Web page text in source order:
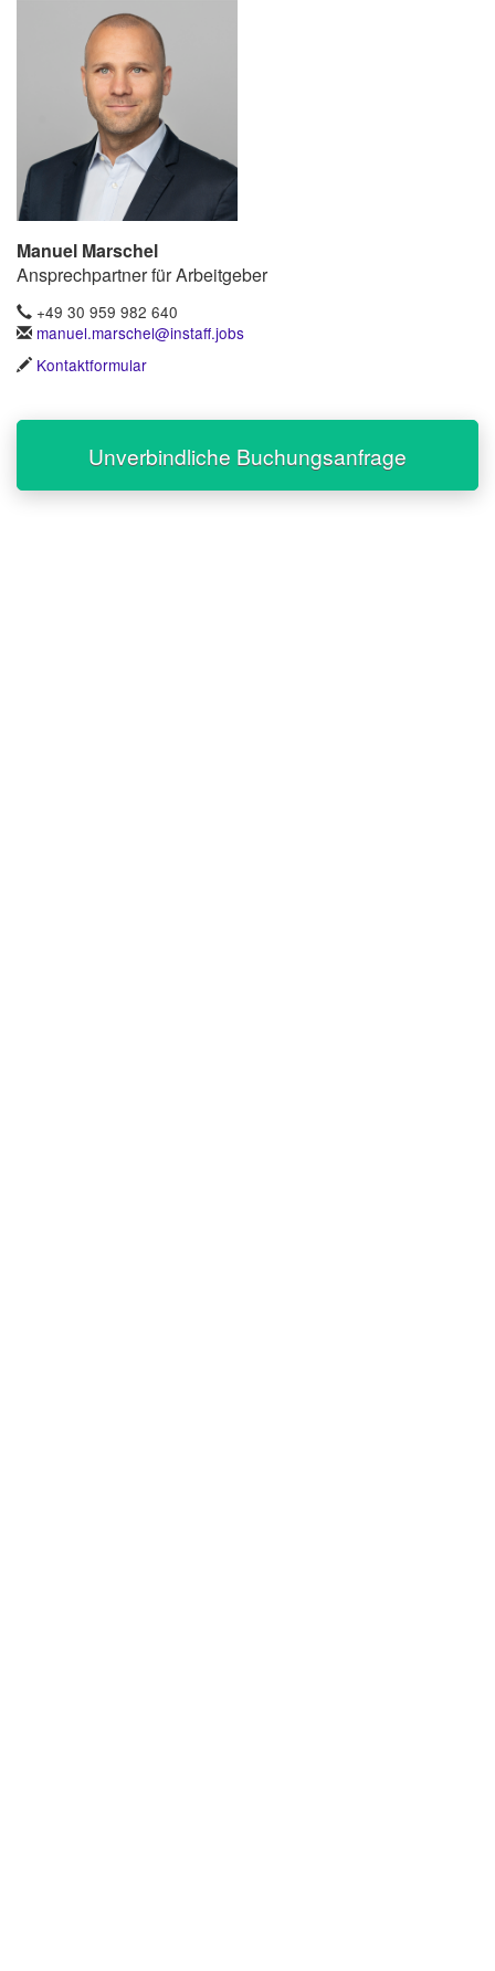
Manuel Marschel
Ansprechpartner für Arbeitgeber
+49 30 959 982 640
manuel.marschel@instaff.jobs
Kontaktformular
Unverbindliche Buchungsanfrage